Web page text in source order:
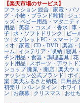
【楽天市場のサービス】
ファッション 総合
家電・パ
グ・小物・ブランド雑貨
ジュ
ッズ・ベビー用品・マタニティ
用品
美容・コスメ・香水 車
子
水・ソフトドリンク ビー
ツ
タブレットPC・スマート
ィオ
家電 CD・DVD 楽器・
ーム
インテリア・収納 寝具
チン用品・食器・調理器具
花
ット用品
スポーツ・アウトド
ショップ 開業・開店
楽天ウ
ァッション公式ブランド
ポイ
楽
楽天ふるさと納税 日用品
初売り
バレンタイン ホワイ
ン
お歳暮 クリスマス おせち